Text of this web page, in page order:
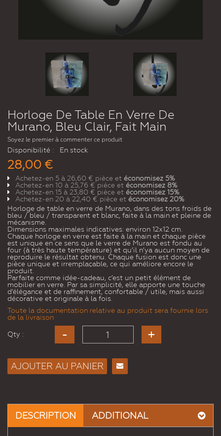
Horloge De Table En Verre De
Murano, Bleu Clair, Fait Main
Soyez le premier à commenter ce produit
Disponibilité : En stock
28,00 €
Achetez-en 5 à 26,60 € pièce et économisez 5%
Achetez-en 10 à 25,76 € pièce et économisez 8%
Achetez-en 15 à 23,80 € pièce et économisez 15%
Achetez-en 20 à 22,40 € pièce et économisez 20%
Horloge de table en verre de Murano, dans des tons froids de
bleu / bleu / transparent et blanc, faite à la main et pleine de
mécanisme.
Dimensions maximales indicatives: environ 12x12 cm.
Chaque horloge en verre est faite à la main et chaque pièce
est unique en ce sens que le verre de Murano est fondu au
four (à très haute température) et qu’il n’ya aucun moyen de
reproduire le résultat obtenu. Chaque fusion est donc une
pièce unique et irremplaçable, ce qui améliore encore le
produit.
Parfaite comme idée-cadeau, c’est un petit élément de
mobilier en verre. Par sa simplicité, elle apporte une touche
d’élégance et de raffinement, confortable / utile, mais aussi
décorative et originale à la fois.
Toute la documentation relative au produit sera fournie lors
de la livraison
Qty :
AJOUTER AU PANIER
DESCRIPTION ADDITIONAL